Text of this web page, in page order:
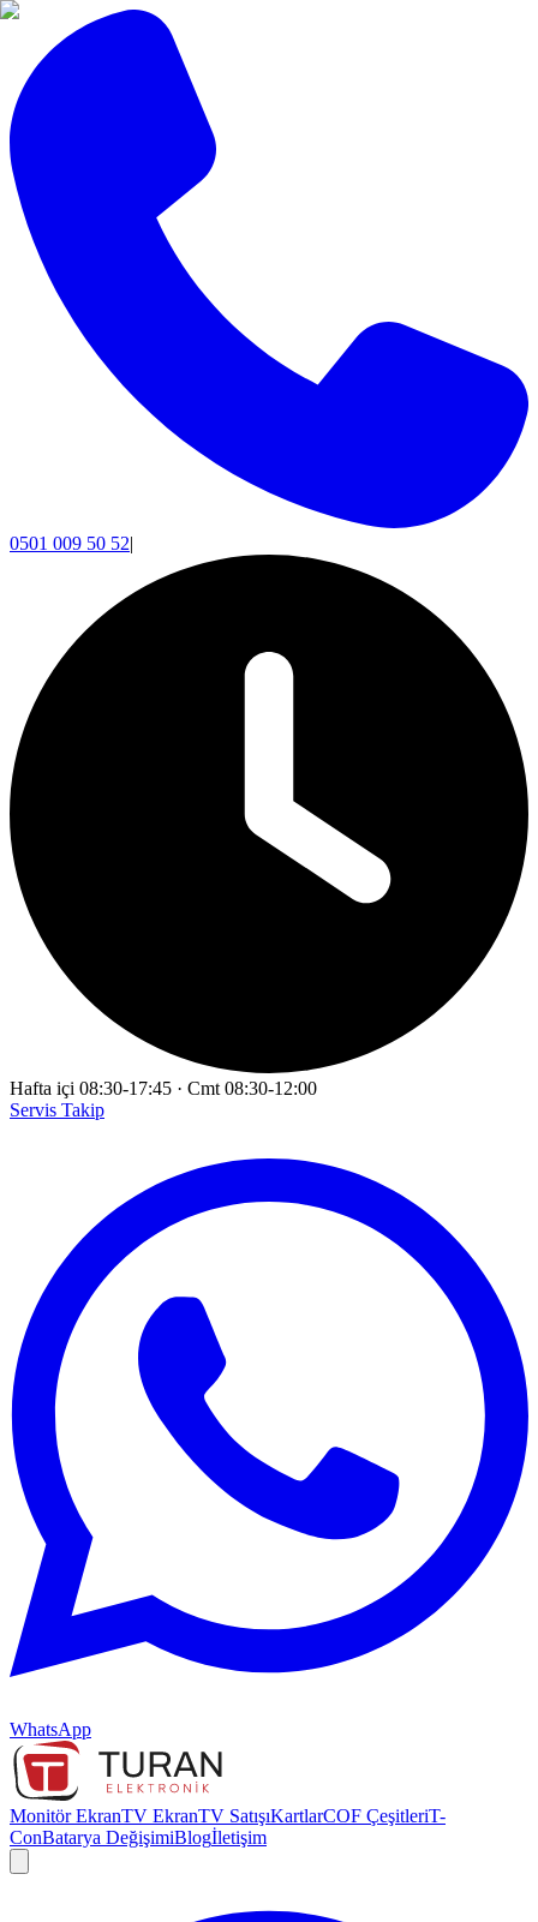
0501 009 50 52|
Hafta içi 08:30-17:45 · Cmt 08:30-12:00
Servis Takip
WhatsApp
Monitör EkranTV EkranTV SatışıKartlarCOF ÇeşitleriT-
ConBatarya DeğişimiBlogİletişim